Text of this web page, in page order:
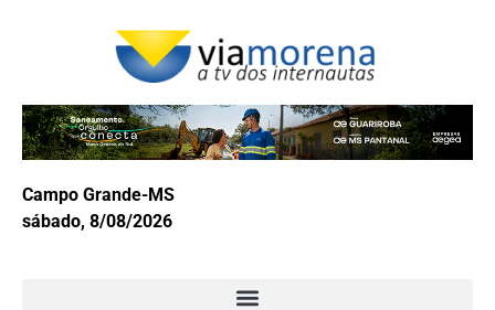
Campo Grande-MS
sábado, 8/08/2026